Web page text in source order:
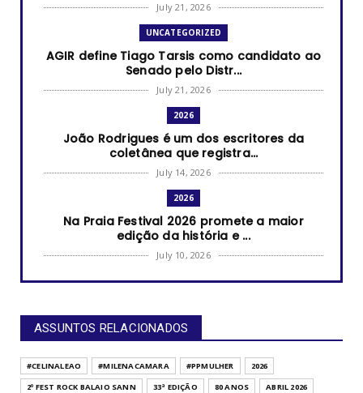
July 21, 2026
UNCATEGORIZED
AGIR define Tiago Tarsis como candidato ao
Senado pelo Distr...
July 21, 2026
2026
João Rodrigues é um dos escritores da
coletânea que registra...
July 14, 2026
2026
Na Praia Festival 2026 promete a maior
edição da história e ...
July 10, 2026
2026
COM CULTURA, DIPLOM...
July 08, 2026
UNCATEGORIZED
Arraiá da RECORD Brasília reúne mercado
ASSUNTOS RELACIONADOS
#CELINALEAO #MILENACAMARA #PPMULHER
2026
2º FEST ROCK BALAIO SANN
33ª EDIÇÃO 80 ANOS
ABRIL 2026